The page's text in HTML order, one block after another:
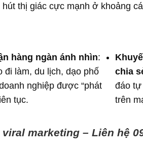
thị giác cực mạnh ở khoảng
hàng ngàn ánh nhìn:
đi làm, du lịch, dạo phố
nghiệp được “phát
tục.
chia
đáo
trên
marketing – Liên hệ